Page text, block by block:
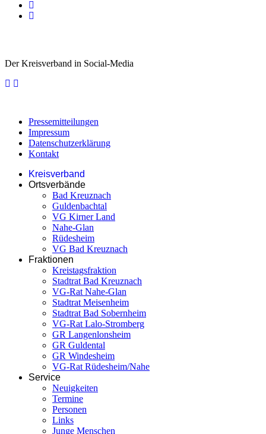
Der Kreisverband in Social-Media
Pressemitteilungen
Impressum
Datenschutzerklärung
Kontakt
Kreisverband
Ortsverbände
Bad Kreuznach
Guldenbachtal
VG Kirner Land
Nahe-Glan
Rüdesheim
VG Bad Kreuznach
Fraktionen
Kreistagsfraktion
Stadtrat Bad Kreuznach
VG-Rat Nahe-Glan
Stadtrat Meisenheim
Stadtrat Bad Sobernheim
VG-Rat Lalo-Stromberg
GR Langenlonsheim
GR Guldental
GR Windesheim
VG-Rat Rüdesheim/Nahe
Service
Neuigkeiten
Termine
Personen
Links
Junge Menschen